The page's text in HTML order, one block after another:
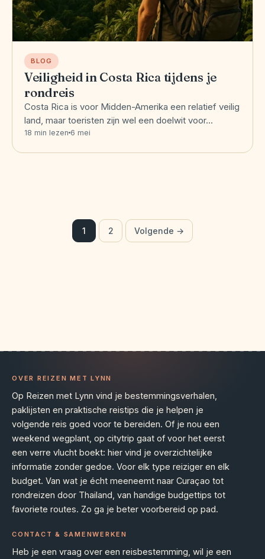
BLOG
Veiligheid in Costa Rica tijdens je
rondreis
Costa Rica is voor Midden-Amerika een relatief veilig
land, maar toeristen zijn wel een doelwit voor…
18 min lezen 6 mei
Berichten
paginering
1 2 Volgende →
OVER REIZEN MET LYNN
Op Reizen met Lynn vind je bestemmingsverhalen,
paklijsten en praktische reistips die je helpen je
volgende reis goed voor te bereiden. Of je nou een
weekend wegplant, op citytrip gaat of voor het eerst
een verre vlucht boekt: hier vind je overzichtelijke
informatie zonder gedoe. Voor elk type reiziger en elk
budget. Van wat je écht meeneemt naar Curaçao tot
rondreizen door Thailand, van handige budgettips tot
favoriete routes. Zo ga je beter voorbereid op pad.
CONTACT & SAMENWERKEN
Heb je een vraag over een reisbestemming, wil je een